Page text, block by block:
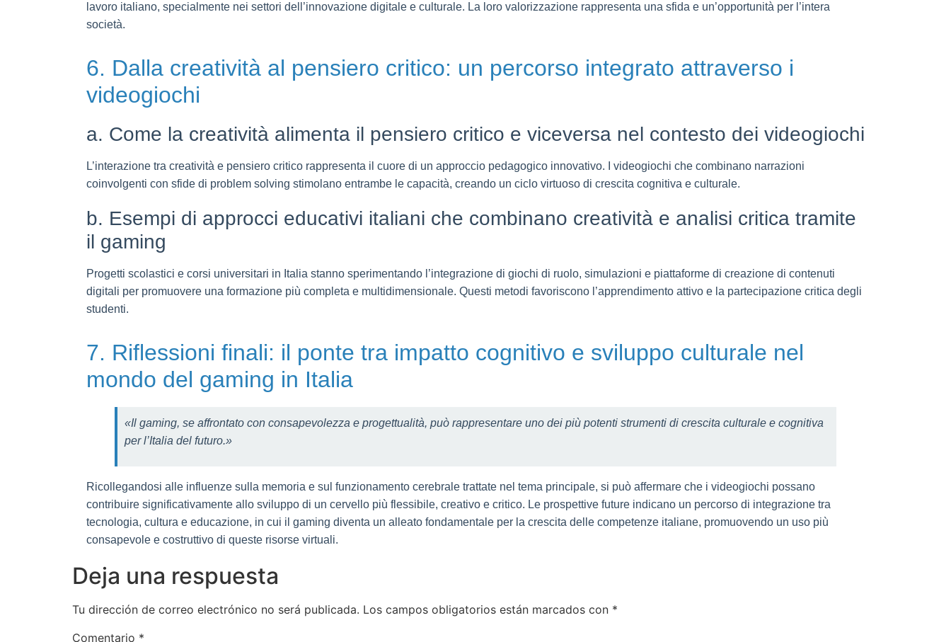
lavoro italiano, specialmente nei settori dell’innovazione digitale e culturale. La loro valorizzazione rappresenta una sfida e un’opportunità per l’intera
società.
6. Dalla creatività al pensiero critico: un percorso integrato attraverso i
videogiochi
a. Come la creatività alimenta il pensiero critico e viceversa nel contesto dei videogiochi
L’interazione tra creatività e pensiero critico rappresenta il cuore di un approccio pedagogico innovativo. I videogiochi che combinano narrazioni
coinvolgenti con sfide di problem solving stimolano entrambe le capacità, creando un ciclo virtuoso di crescita cognitiva e culturale.
b. Esempi di approcci educativi italiani che combinano creatività e analisi critica tramite
il gaming
Progetti scolastici e corsi universitari in Italia stanno sperimentando l’integrazione di giochi di ruolo, simulazioni e piattaforme di creazione di contenuti
digitali per promuovere una formazione più completa e multidimensionale. Questi metodi favoriscono l’apprendimento attivo e la partecipazione critica degli
studenti.
7. Riflessioni finali: il ponte tra impatto cognitivo e sviluppo culturale nel
mondo del gaming in Italia
«Il gaming, se affrontato con consapevolezza e progettualità, può rappresentare uno dei più potenti strumenti di crescita culturale e cognitiva
per l’Italia del futuro.»
Ricollegandosi alle influenze sulla memoria e sul funzionamento cerebrale trattate nel tema principale, si può affermare che i videogiochi possano
contribuire significativamente allo sviluppo di un cervello più flessibile, creativo e critico. Le prospettive future indicano un percorso di integrazione tra
tecnologia, cultura e educazione, in cui il gaming diventa un alleato fondamentale per la crescita delle competenze italiane, promuovendo un uso più
consapevole e costruttivo di queste risorse virtuali.
Deja una respuesta
Tu dirección de correo electrónico no será publicada. Los campos obligatorios están marcados con *
Comentario *